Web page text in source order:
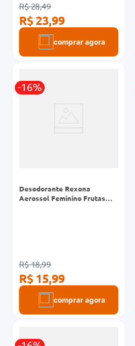
R$ 28,49
R$ 23,99
comprar agora
-16%
Desodorante Rexona
Aerossol Feminino Frutas
R$ 18,99
R$ 15,99
comprar agora